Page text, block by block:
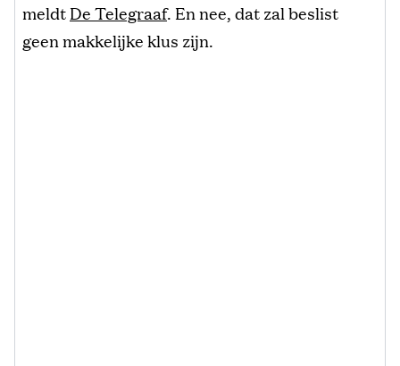
meldtDe Telegraaf. En nee, dat zal beslist
geen makkelijke klus zijn.